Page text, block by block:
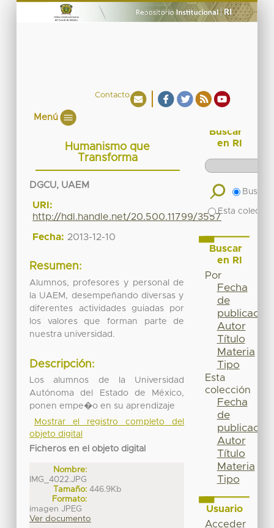
Contacto
Menú
Humanismo que
Transforma
DGCU, UAEM
URI:
http://hdl.handle.net/20.500.11799/3557
Fecha: 2013-12-10
Resumen:
Alumnos, profesores y personal de
la UAEM, desempeñando diversas y
diferentes actividades guiadas por
los valores que forman parte de
nuestra universidad.
Descripción:
Los alumnos de la Universidad
Autónoma del Estado de México,
ponen empe�o en su aprendizaje
Mostrar el registro completo del
objeto digital
Ficheros en el objeto digital
Nombre:
IMG_4022.JPG
Tamaño: 446.9Kb
Formato:
imagen JPEG
Ver documento
Buscar
en RI
Buscar
Esta
Buscar
en RI
Por
Fecha
de
publicación
Autor
Título
Materia
Tipo
Esta
colección
Fecha
de
publicación
Autor
Título
Materia
Tipo
Usuario
Acceder